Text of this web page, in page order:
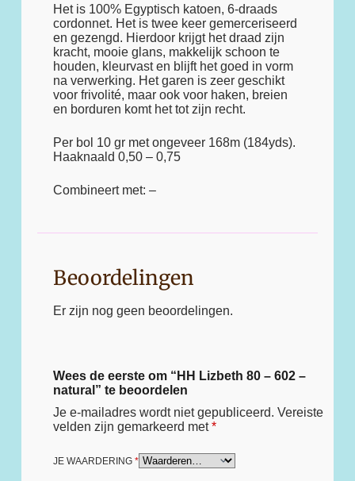
Het is 100% Egyptisch katoen, 6-draads
cordonnet. Het is twee keer gemerceriseerd
en gezengd. Hierdoor krijgt het draad zijn
kracht, mooie glans, makkelijk schoon te
houden, kleurvast en blijft het goed in vorm
na verwerking. Het garen is zeer geschikt
voor frivolité, maar ook voor haken, breien
en borduren komt het tot zijn recht.
Per bol 10 gr met ongeveer 168m (184yds).
Haaknaald 0,50 – 0,75
Combineert met: –
Beoordelingen
Er zijn nog geen beoordelingen.
Wees de eerste om “HH Lizbeth 80 – 602 –
natural” te beoordelen
Je e-mailadres wordt niet gepubliceerd. Vereiste
velden zijn gemarkeerd met*
JE WAARDERING *